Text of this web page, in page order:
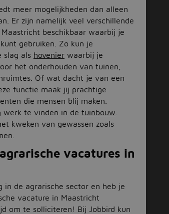
meer mogelijkheden dan alleen
Er zijn namelijk veel verschillende
beschikbaar waarbij je
gebruiken. Zo kun je
slag als hovenier waarbij je
het onderhouden van tuinen,
Of wat dacht je van een
functie maak jij prachtige
die mensen blij maken.
werk te vinden in de tuinbouw
kweken van gewassen zoals
vacatures in
in de agrarische sector en heb je
vacature in Maastricht
om te solliciteren! Bij Jobbird kun